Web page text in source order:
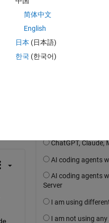
el 13 de Dic. de 2021
简体中文
English
日本 (日本語)
한국 (한국어)